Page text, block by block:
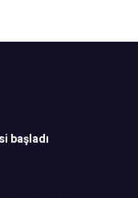
başladı